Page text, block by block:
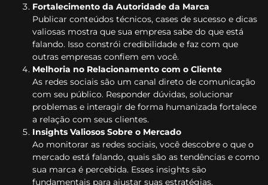
Fortalecimento da Autoridade da Marca
Publicar conteúdos técnicos, cases de sucesso e dicas
valiosas mostra que sua empresa sabe do que está
falando. Isso constrói credibilidade e faz com que
outras empresas confiem em você.
Melhoria no Relacionamento com o Cliente
As redes sociais são um canal direto de comunicação
com seu público. Responder dúvidas, solucionar
problemas e interagir de forma humanizada fortalece
a relação com seus clientes.
Insights Valiosos Sobre o Mercado
Ao monitorar as redes sociais, você descobre o que o
mercado está falando, quais são as tendências e como
sua marca é percebida. Esses insights são
fundamentais para ajustar suas estratégias.